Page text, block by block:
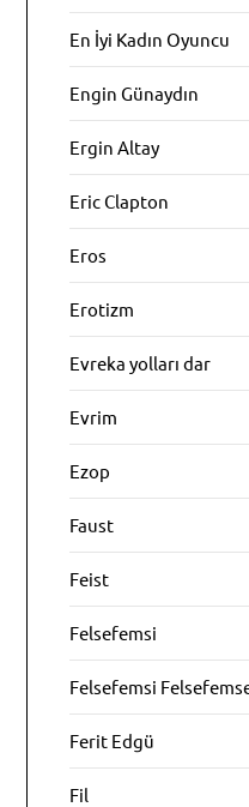
En İyi Kadın Oyuncu
Engin Günaydın
Ergin Altay
Eric Clapton
Eros
Erotizm
Evreka yolları dar
Evrim
Ezop
Faust
Feist
Felsefemsi
Felsefemsi
Ferit Edgü
Fil